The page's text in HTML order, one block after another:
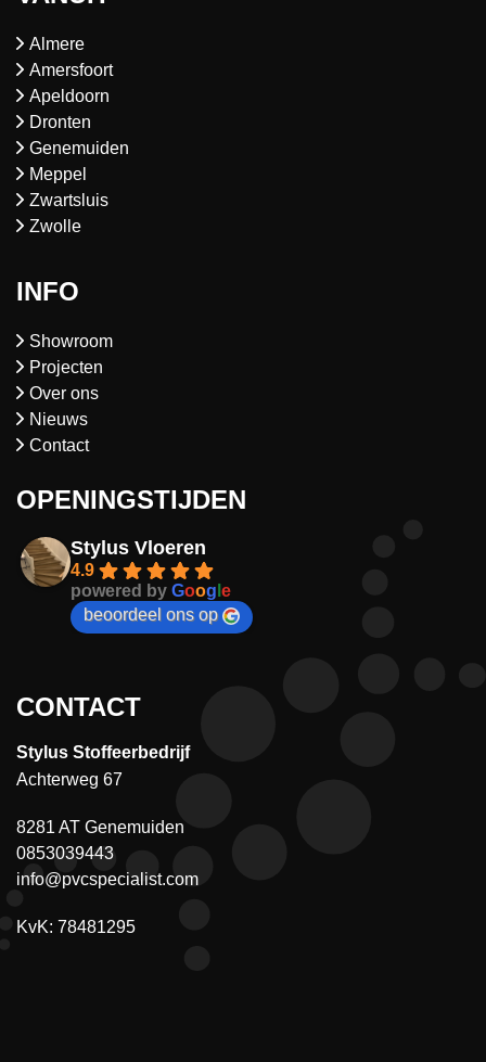
Almere
Amersfoort
Apeldoorn
Dronten
Genemuiden
Meppel
Zwartsluis
Zwolle
INFO
Showroom
Projecten
Over ons
Nieuws
Contact
OPENINGSTIJDEN
Stylus Vloeren
4.9
powered by Goog e
beoordeel ons op
CONTACT
Stylus Stoffeerbedrijf
Achterweg 67
8281 AT Genemuiden
0853039443
info@pvcspecialist.com
KvK: 78481295